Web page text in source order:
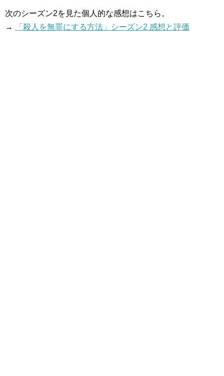
次のシーズン2を見た個人的な感想はこちら。
→
「殺人を無罪にする方法」シーズン2 感想と評価